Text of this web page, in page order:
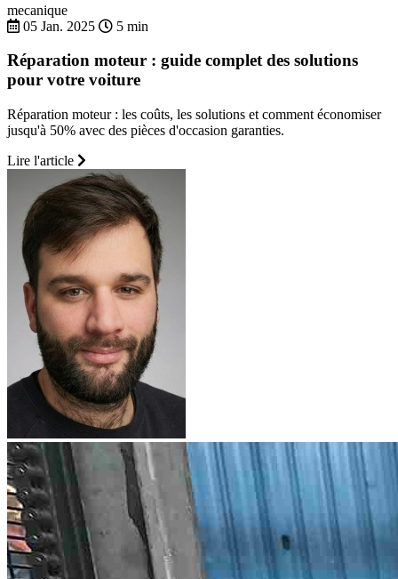
mecanique
05 Jan. 2025
5 min
Réparation moteur : guide complet des solutions
pour votre voiture
Réparation moteur : les coûts, les solutions et comment économiser
jusqu'à 50% avec des pièces d'occasion garanties.
Lire l'article